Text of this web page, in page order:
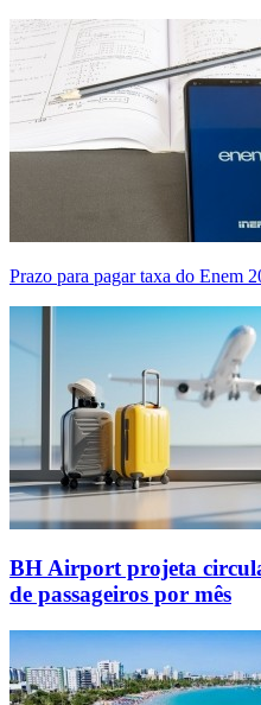
Prazo para pagar taxa do Enem
BH Airport projeta
de passageiros por mês